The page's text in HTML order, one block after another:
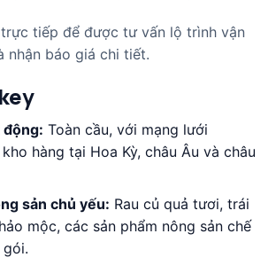
trực tiếp để được tư vấn lộ trình vận
nhận báo giá chi tiết.
động: Toàn cầu, với mạng lưới
hàng tại Hoa Kỳ, châu Âu và châu
sản chủ yếu: Rau củ quả tươi, trái
mộc, các sản phẩm nông sản chế